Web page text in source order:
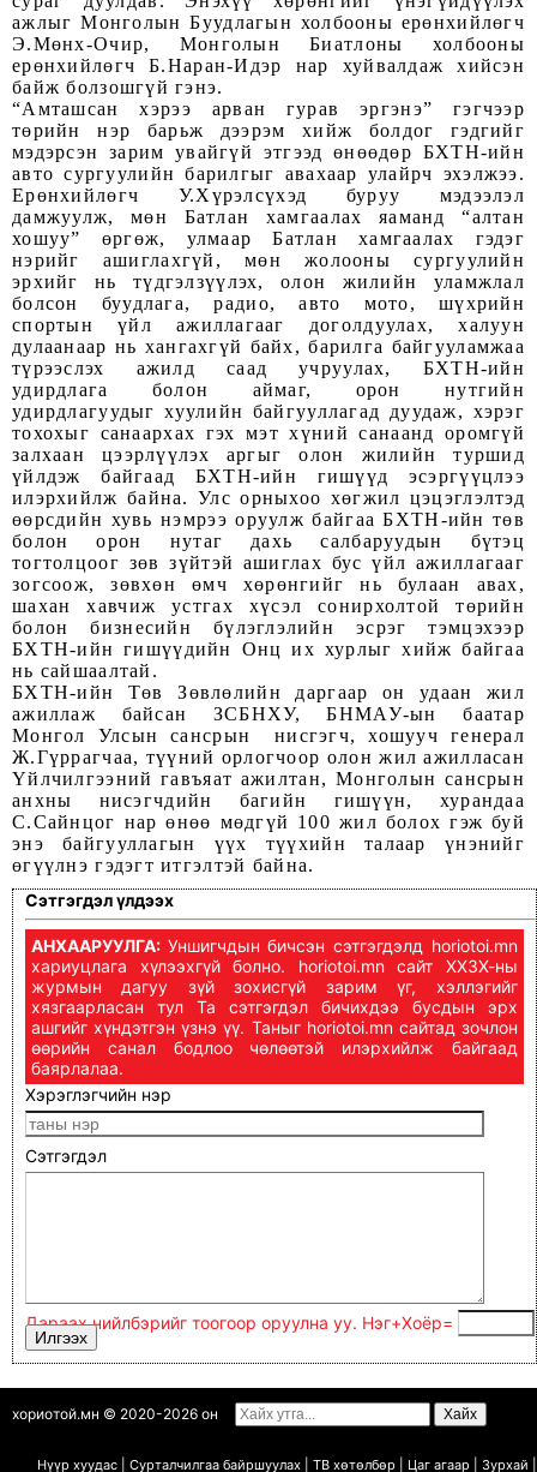
ажлыг Монголын Буудлагын холбооны ерөнхийлөгч
Э.Мөнх-Очир, Монголын Биатлоны холбооны
ерөнхийлөгч Б.Наран-Идэр нар хуйвалдаж хийсэн
байж болзошгүй гэнэ.
“Амташсан хэрээ арван гурав эргэнэ” гэгчээр
төрийн нэр барьж дээрэм хийж болдог гэдгийг
мэдэрсэн зарим увайгүй этгээд өнөөдөр БХТН-ийн
авто сургуулийн барилгыг авахаар улайрч эхэлжээ.
Ерөнхийлөгч У.Хүрэлсүхэд буруу мэдээлэл
дамжуулж, мөн Батлан хамгаалах яаманд “алтан
хошуу” өргөж, улмаар Батлан хамгаалах гэдэг
нэрийг ашиглахгүй, мөн жолооны сургуулийн
эрхийг нь түдгэлзүүлэх, олон жилийн уламжлал
болсон буудлага, радио, авто мото, шүхрийн
спортын үйл ажиллагааг доголдуулах, халуун
дулаанаар нь хангахгүй байх, барилга байгууламжаа
түрээслэх ажилд саад учруулах, БХТН-ийн
удирдлага болон аймаг, орон нутгийн
удирдлагуудыг хуулийн байгууллагад дуудаж, хэрэг
тохохыг санаархах гэх мэт хүний санаанд оромгүй
залхаан цээрлүүлэх аргыг олон жилийн туршид
үйлдэж байгаад БХТН-ийн гишүүд эсэргүүцлээ
илэрхийлж байна. Улс орныхоо хөгжил цэцэглэлтэд
өөрсдийн хувь нэмрээ оруулж байгаа БХТН-ийн төв
болон орон нутаг дахь салбаруудын бүтэц
тогтолцоог зөв зүйтэй ашиглах бус үйл ажиллагааг
зогсоож, зөвхөн өмч хөрөнгийг нь булаан авах,
шахан хавчиж устгах хүсэл сонирхолтой төрийн
болон бизнесийн бүлэглэлийн эсрэг тэмцэхээр
БХТН-ийн гишүүдийн Онц их хурлыг хийж байгаа
нь сайшаалтай.
БХТН-ийн Төв Зөвлөлийн даргаар он удаан жил
ажиллаж байсан ЗСБНХУ, БНМАУ-ын баатар
Монгол Улсын сансрын нисгэгч, хошууч генерал
Ж.Гүррагчаа, түүний орлогчоор олон жил ажилласан
Үйлчилгээний гавъяат ажилтан, Монголын сансрын
анхны нисэгчдийн багийн гишүүн, хурандаа
С.Сайнцог нар өнөө мөдгүй 100 жил болох гэж буй
энэ байгууллагын үүх түүхийн талаар үнэнийг
өгүүлнэ гэдэгт итгэлтэй байна.
Сэтгэгдэл үлдээх
АНХААРУУЛГА: Уншигчдын бичсэн сэтгэгдэлд horiotoi.mn
хариуцлага хүлээхгүй болно. horiotoi.mn сайт ХХЗХ-ны
журмын дагуу зүй зохисгүй зарим үг, хэллэгийг
хязгаарласан тул Та сэтгэгдэл бичихдээ бусдын эрх
ашгийг хүндэтгэн үзнэ үү. Таныг horiotoi.mn сайтад зочлон
өөрийн санал бодлоо чөлөөтэй илэрхийлж байгаад
баярлалаа.
Хэрэглэгчийн нэр
Сэтгэгдэл
Дараах нийлбэрийг тоогоор оруулна уу. Нэг+Xoёp=
хориотой.мн © 2020-2026 он
Нүүр хуудас Сурталчилгаа байршуулах ТВ хөтөлбөр Цаг агаар Зурхай